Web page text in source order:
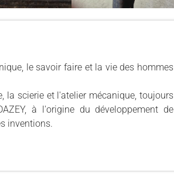
le savoir faire et la vie des hommes
la scierie et l'atelier mécanique, toujours
à l'origine du développement de
inventions.